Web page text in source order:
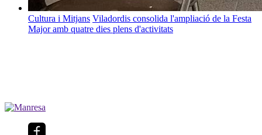
Cultura i Mitjans Viladordis consolida l'ampliació de la Festa
Major amb quatre dies plens d'activitats